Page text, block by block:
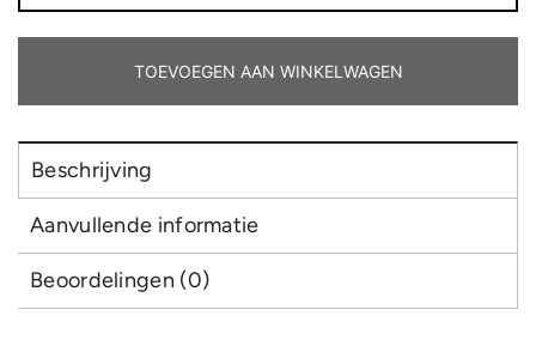
notitieboek
met
aantal
TOEVOEGEN AAN WINKELWAGEN
Beschrijving
Aanvullende informatie
Beoordelingen (0)